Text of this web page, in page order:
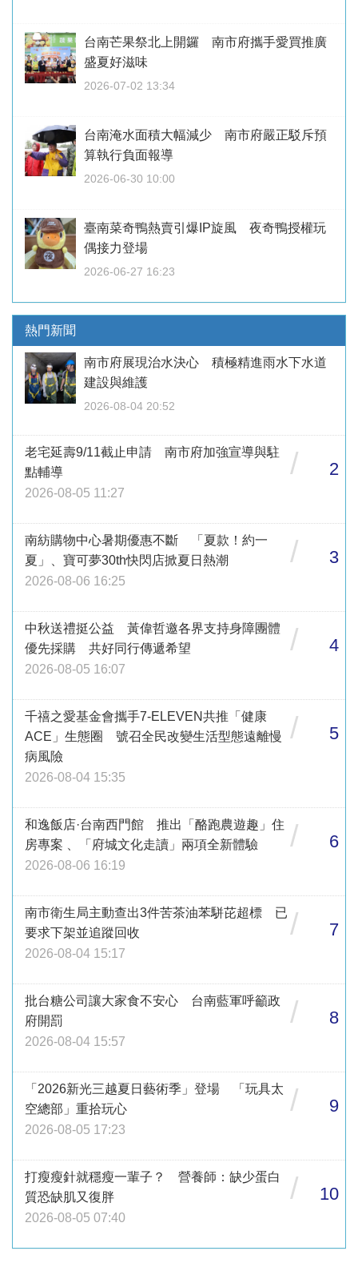
台南芒果祭北上開鑼 南市府攜手愛買推廣
盛夏好滋味
2026-07-02 13:34
台南淹水面積大幅減少 南市府嚴正駁斥預
算執行負面報導
2026-06-30 10:00
臺南菜奇鴨熱賣引爆IP旋風 夜奇鴨授權玩
偶接力登場
2026-06-27 16:23
熱門新聞
南市府展現治水決心 積極精進雨水下水道
建設與維護
2026-08-04 20:52
老宅延壽9/11截止申請 南市府加強宣導與駐
點輔導
2026-08-05 11:27
/ 2
南紡購物中心暑期優惠不斷 「夏款！約一
夏」、寶可夢30th快閃店掀夏日熱潮
2026-08-06 16:25
/ 3
中秋送禮挺公益 黃偉哲邀各界支持身障團體
優先採購 共好同行傳遞希望
2026-08-05 16:07
/ 4
千禧之愛基金會攜手7-ELEVEN共推「健康
ACE」生態圈 號召全民改變生活型態遠離慢
病風險
2026-08-04 15:35
/ 5
和逸飯店·台南西門館 推出「酪跑農遊趣」住
房專案 、「府城文化走讀」兩項全新體驗
2026-08-06 16:19
/ 6
南市衛生局主動查出3件苦茶油苯駢芘超標 已
要求下架並追蹤回收
2026-08-04 15:17
/ 7
批台糖公司讓大家食不安心 台南藍軍呼籲政
府開罰
2026-08-04 15:57
/ 8
「2026新光三越夏日藝術季」登場 「玩具太
空總部」重拾玩心
2026-08-05 17:23
/ 9
打瘦瘦針就穩瘦一輩子？ 營養師：缺少蛋白
質恐缺肌又復胖
2026-08-05 07:40
/ 10